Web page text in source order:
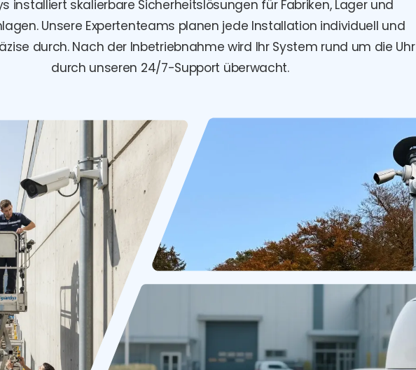
installiert skalierbare Sicherheitslösungen für Fabriken, Lager und
Unsere Expertenteams planen jede Installation individuell und
durch. Nach der Inbetriebnahme wird Ihr System rund um die Uhr
durch unseren 24/7-Support überwacht.